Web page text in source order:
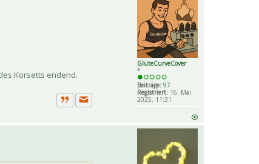
GluteCurveCover
*
Beiträge: 97
Registriert: 16. Mai
2025, 11:31
Korsetts endend.
ZitatPrivate Nachricht senden